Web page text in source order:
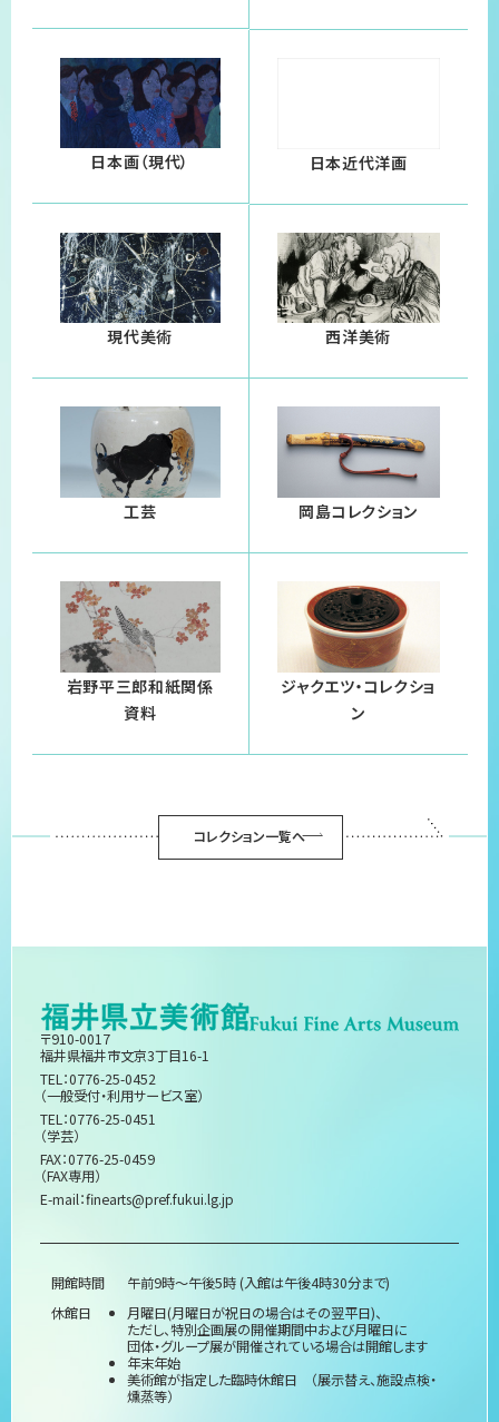
日本画（現代） 日本近代洋画
現代美術 西洋美術
工芸 岡島コレクション
岩野平三郎和紙関係
資料
ジャクエツ・コレクショ
ン
コレクション一覧へ
〒910-0017
福井県福井市文京3丁目16-1
TEL：0776-25-0452
（一般受付・利用サービス室）
TEL：0776-25-0451
（学芸）
FAX：0776-25-0459
（FAX専用）
E-mail：finearts@pref.fukui.lg.jp
開館時間
午前9時～午後5時 (入館は午後4時30分まで)
休館日
月曜日(月曜日が祝日の場合はその翌平日)、
ただし、特別企画展の開催期間中および月曜日に
団体・グループ展が開催されている場合は開館します
年末年始
美術館が指定した臨時休館日 （展示替え、施設点検・
燻蒸等）